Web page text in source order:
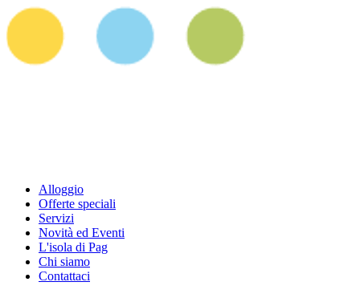
Alloggio
Offerte speciali
Servizi
Novità ed Eventi
L'isola di Pag
Chi siamo
Contattaci